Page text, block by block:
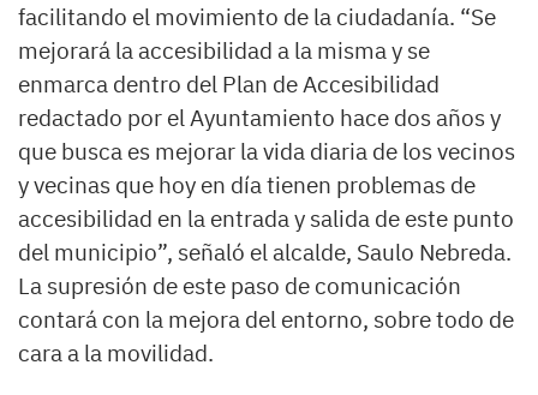
facilitando el movimiento de la ciudadanía. “Se
mejorará la accesibilidad a la misma y se
enmarca dentro del Plan de Accesibilidad
redactado por el Ayuntamiento hace dos años y
que busca es mejorar la vida diaria de los vecinos
y vecinas que hoy en día tienen problemas de
accesibilidad en la entrada y salida de este punto
del municipio”, señaló el alcalde, Saulo Nebreda.
La supresión de este paso de comunicación
contará con la mejora del entorno, sobre todo de
cara a la movilidad.